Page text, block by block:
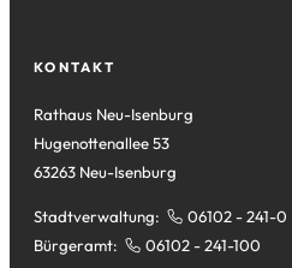
Tab)
neuen
KONTAKT
Rathaus Neu-Isenburg
Hugenottenallee 53
63263 Neu-Isenburg
Stadtverwaltung:
06102 - 241-0
Bürgeramt:
06102 - 241-100